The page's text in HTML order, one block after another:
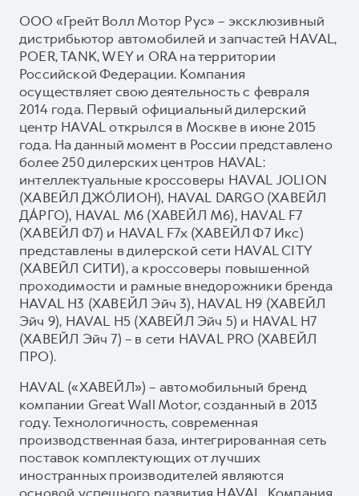
ООО «Грейт Волл Мотор Рус» – эксклюзивный
дистрибьютор автомобилей и запчастей HAVAL,
POER, TANK, WEY и ORA на территории
Российской Федерации. Компания
осуществляет свою деятельность с февраля
2014 года. Первый официальный дилерский
центр HAVAL открылся в Москве в июне 2015
года. На данный момент в России представлено
более 250 дилерских центров HAVAL:
интеллектуальные кроссоверы HAVAL JOLION
(ХАВЕЙЛ ДЖО́ЛИОН), HAVAL DARGO (ХАВЕЙЛ
ДА́РГО), HAVAL М6 (ХАВЕЙЛ M6), HAVAL F7
(ХАВЕЙЛ Ф7) и HAVAL F7x (ХАВЕЙЛ Ф7 Икс)
представлены в дилерской сети HAVAL CITY
(ХАВЕЙЛ СИТИ), а кроссоверы повышенной
проходимости и рамные внедорожники бренда
HAVAL H3 (ХАВЕЙЛ Эйч 3), HAVAL H9 (ХАВЕЙЛ
Эйч 9), HAVAL H5 (ХАВЕЙЛ Эйч 5) и HAVAL H7
(ХАВЕЙЛ Эйч 7) – в сети HAVAL PRO (ХАВЕЙЛ
ПРО).
HAVAL («ХАВЕЙЛ») – автомобильный бренд
компании Great Wall Motor, созданный в 2013
году. Технологичность, современная
производственная база, интегрированная сеть
поставок комплектующих от лучших
иностранных производителей являются